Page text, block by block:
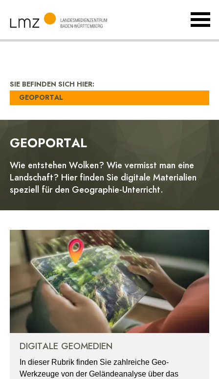
Baden-
SIE BEFINDEN SICH HIER:
GEOPORTAL
GEOPORTAL
Wie entstehen Wolken? Wie vermisst man eine
Landschaft? Hier finden Sie digitale Materialien
speziell für den Geographie-Unterricht.
DIGITALE GEOMEDIEN
In dieser Rubrik finden Sie zahlreiche Geo-
Werkzeuge von der Geländeanalyse über das